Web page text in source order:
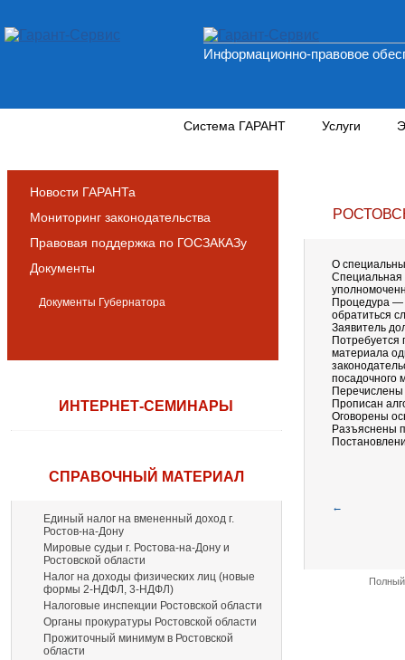
Информационно-правовое
Система ГАРАНТ Услуги
Новости ГАРАНТа
Мониторинг законодательства
Правовая поддержка по ГОСЗАКАЗу
Документы
Документы Губернатора
ИНТЕРНЕТ-СЕМИНАРЫ
СПРАВОЧНЫЙ МАТЕРИАЛ
Единый налог на вмененный доход г.
Ростов-на-Дону
Мировые судьи г. Ростова-на-Дону и
Ростовской области
Налог на доходы физических лиц (новые
формы 2-НДФЛ, 3-НДФЛ)
Налоговые инспекции Ростовской области
Органы прокуратуры Ростовской области
Прожиточный минимум в Ростовской
области
О
Специальная
Процедура —
обратиться
Заявитель
Потребуется
материала
посадочного
Прописан
Оговорены
Разъяснены
←